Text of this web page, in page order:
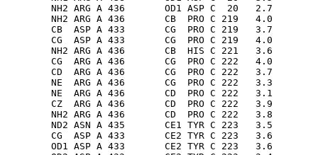
NH2 ARG A 436       OD1 ASP C  20   2.7
NH2 ARG A 436       CB  PRO C 219   4.0
CB  ASP A 433       CG  PRO C 219   3.7
CG  ASP A 433       CG  PRO C 219   4.0
NH2 ARG A 436       CB  HIS C 221   3.6
CG  ARG A 436       CG  PRO C 222   4.0
CD  ARG A 436       CG  PRO C 222   3.7
NE  ARG A 436       CG  PRO C 222   3.3
NE  ARG A 436       CD  PRO C 222   3.1
CZ  ARG A 436       CD  PRO C 222   3.9
NH2 ARG A 436       CD  PRO C 222   3.8
ND2 ASN A 435       CE1 TYR C 223   3.5
CG  ASP A 433       CE2 TYR C 223   3.6
OD1 ASP A 433       CE2 TYR C 223   3.6